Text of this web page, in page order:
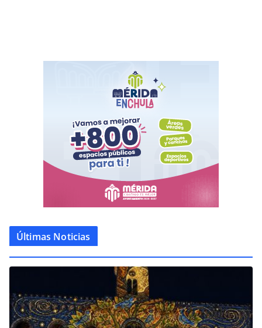
Últimas Noticias